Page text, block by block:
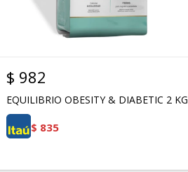
$ 982
EQUILIBRIO OBESITY & DIABETIC 2 KG
$ 835